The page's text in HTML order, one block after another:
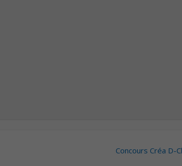
Concours Créa D-